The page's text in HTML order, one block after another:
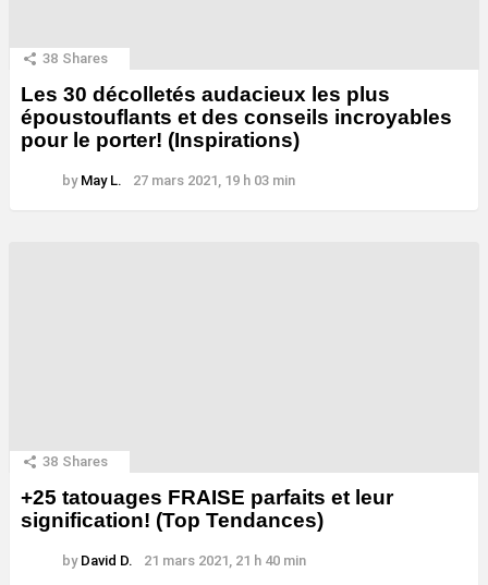
38 Shares
Les 30 décolletés audacieux les plus
époustouflants et des conseils incroyables
pour le porter! (Inspirations)
by May L. 27 mars 2021, 19 h 03 min
38 Shares
+25 tatouages ​​FRAISE parfaits et leur
signification! (Top Tendances)
by David D. 21 mars 2021, 21 h 40 min